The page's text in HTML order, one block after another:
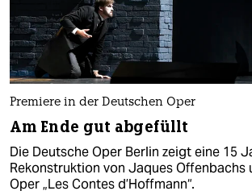
Premiere in der Deutschen Oper
Am Ende gut abgefüllt
Die Deutsche Oper Berlin zeigt eine 15
Rekonstruktion von Jaques Offenbachs
Oper „Les Contes d’Hoffmann“.